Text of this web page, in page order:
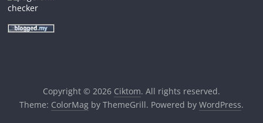
Copyright © 2026 Ciktom. All rights reserved.
Theme: ColorMagby ThemeGrill. Powered by WordPress.